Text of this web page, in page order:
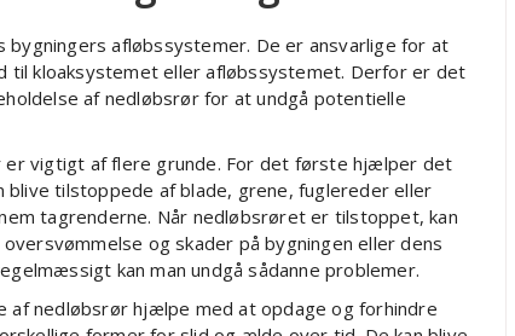
afløbssystemer. De er ansvarlige for at
kloaksystemet eller afløbssystemet. Derfor er det
af nedløbsrør for at undgå potentielle
vigtigt af flere grunde. For det første hjælper det
tilstoppede af blade, grene, fuglereder eller
tagrenderne. Når nedløbsrøret er tilstoppet, kan
og skader på bygningen eller dens
kan man undgå sådanne problemer.
af nedløbsrør hjælpe med at opdage og forhindre